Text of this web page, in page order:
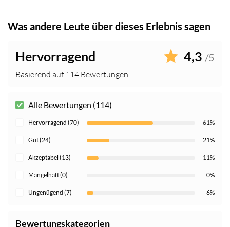
Was andere Leute über dieses Erlebnis sagen
Hervorragend 4,3 /5
Basierend auf 114 Bewertungen
Alle Bewertungen (114)
Hervorragend (70) 61%
Gut (24) 21%
Akzeptabel (13) 11%
Mangelhaft (0) 0%
Ungenügend (7) 6%
Bewertungskategorien